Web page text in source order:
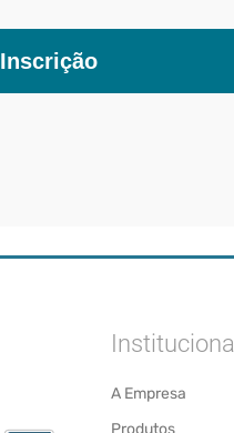
Inscrição
Institucional
A Empresa
Produtos